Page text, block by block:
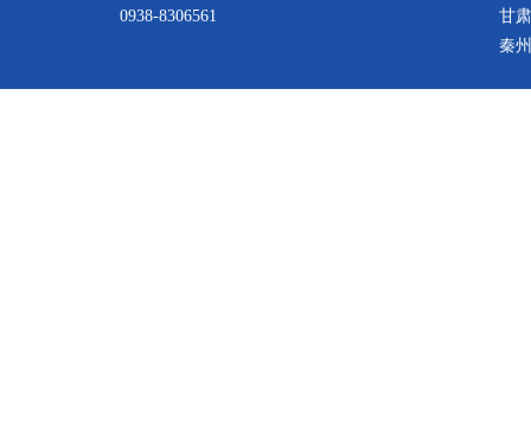
0938-8306561
甘
秦